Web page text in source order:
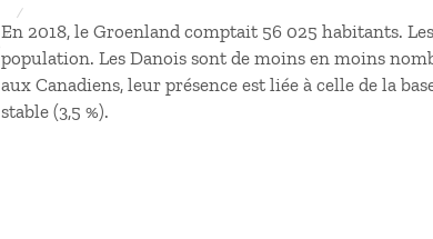
En 2018, le Groenland comptait 56 025 habitants.
population. Les Danois sont de moins en moins
aux Canadiens, leur présence est liée à celle de la
stable (3,5 %).